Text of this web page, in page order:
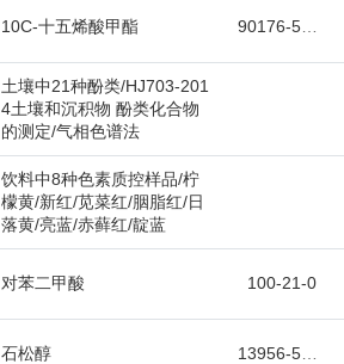
10C-十五烯酸甲酯
土壤中21种酚类/HJ703-201
4土壤和沉积物 酚类化合物
的测定/气相色谱法
饮料中8种色素质控样品/柠
檬黄/新红/苋菜红/胭脂红/日
落黄/亮蓝/赤藓红/靛蓝
对苯二甲酸 100-21-0
石松醇